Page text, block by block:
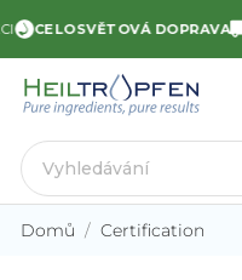
CELOSVĚTOVÁ DOPRAVA
Domů Certification